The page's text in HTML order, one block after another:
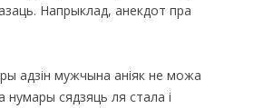
Напрыклад, анекдот пра
адзін мужчына аніяк не можа
нумары сядзяць ля стала і